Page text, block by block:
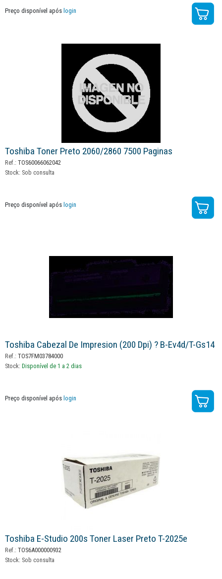
Preço disponível após login
Toshiba Toner Preto 2060/2860 7500 Paginas
Ref.: TOS60066062042
Stock: Sob consulta
Preço disponível após login
Toshiba Cabezal De Impresion (200 Dpi) ? B-Ev4d/t-Gs14
Ref.: TOS7FM03784000
Stock: Disponível de 1 a 2 dias
Preço disponível após login
Toshiba E-Studio 200s Toner Laser Preto T-2025e
Ref.: TOS6A000000932
Stock: Sob consulta